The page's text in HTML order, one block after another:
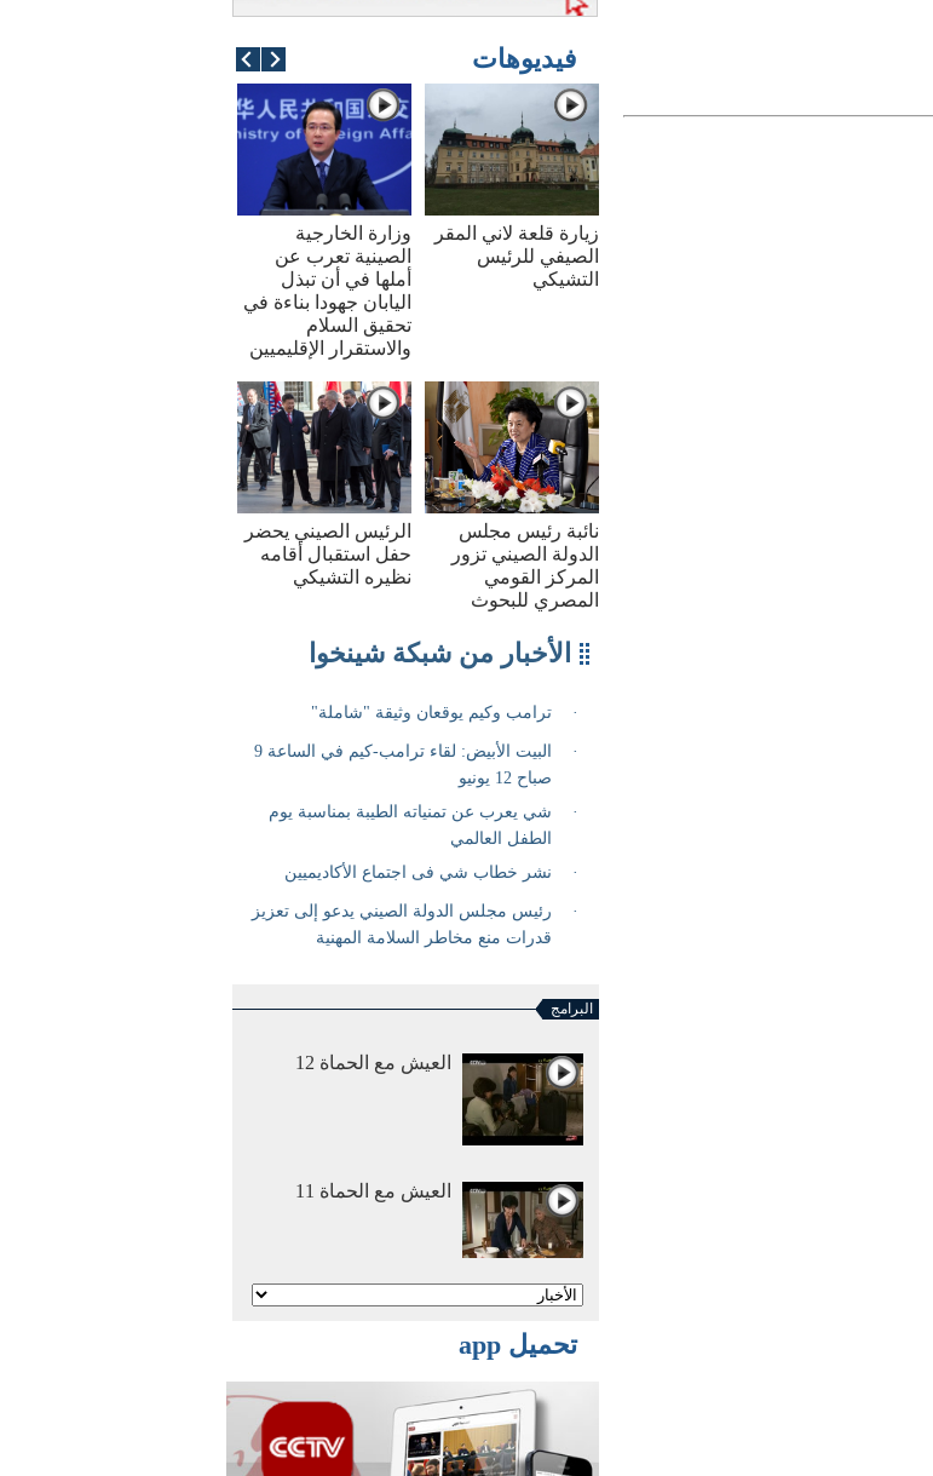
فيديوهات
وزارة الخارجية
الصينية تعرب عن
أملها في أن تبذل
اليابان جهودا بناءة في
تحقيق السلام
والاستقرار الإقليميين
زيارة قلعة لاني المقر
الصيفي للرئيس
التشيكي
الرئيس الصيني يحضر
حفل استقبال أقامه
نظيره التشيكي
نائبة رئيس مجلس
الدولة الصيني تزور
المركز القومي
المصري للبحوث
البرامج
العيش مع الحماة 12
العيش مع الحماة 11
أنا وأمي نتزوج معا 1
تحميل app